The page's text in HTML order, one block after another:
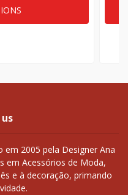
2005 pela Designer Ana
em Acessórios de Moda,
e à decoração, primando